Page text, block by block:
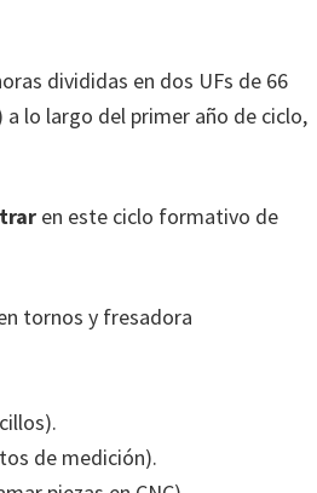
divididas en dos UFs de 66
lo largo del primer año de ciclo,
en este ciclo formativo de
tornos y fresadora
de medición).